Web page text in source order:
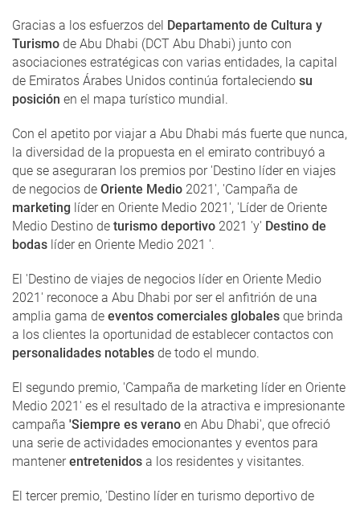
Gracias a los esfuerzos del Departamento de Cultura y
Turismo de Abu Dhabi (DCT Abu Dhabi) junto con
asociaciones estratégicas con varias entidades, la capital
de Emiratos Árabes Unidos continúa fortaleciendo su
posición en el mapa turístico mundial.
Con el apetito por viajar a Abu Dhabi más fuerte que nunca,
la diversidad de la propuesta en el emirato contribuyó a
que se aseguraran los premios por 'Destino líder en viajes
de negocios de Oriente Medio 2021', 'Campaña de
marketing líder en Oriente Medio 2021', 'Líder de Oriente
Medio Destino de turismo deportivo 2021 'y' Destino de
bodas líder en Oriente Medio 2021 '.
El 'Destino de viajes de negocios líder en Oriente Medio
2021' reconoce a Abu Dhabi por ser el anfitrión de una
amplia gama de eventos comerciales globales que brinda
a los clientes la oportunidad de establecer contactos con
personalidades notables de todo el mundo.
El segundo premio, 'Campaña de marketing líder en Oriente
Medio 2021' es el resultado de la atractiva e impresionante
campaña 'Siempre es verano en Abu Dhabi', que ofreció
una serie de actividades emocionantes y eventos para
mantenerentretenidos a los residentes y visitantes.
El tercer premio, 'Destino líder en turismo deportivo de